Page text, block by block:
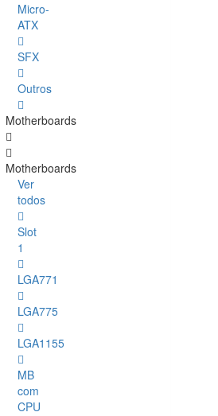
Micro-
ATX
SFX
Outros
Motherboards
Motherboards
Ver
todos
Slot
1
LGA771
LGA775
LGA1155
MB
com
CPU